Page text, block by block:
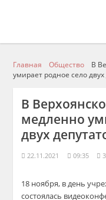
Главная Общество
В
умирает родное село
В
медленно
двух
22.11.2021 09:35 3
18 ноября, в день
состоялась